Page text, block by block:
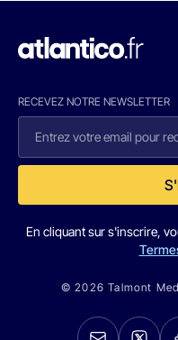
RECEVEZ NOTRE NEWSLETTER
En cliquant sur s'inscrire,
© 2026 Talmont